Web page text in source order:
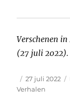
Verschenen
(27 juli 2022).
Auteur
Geplaatst
op
27 juli 2022
Verhalen